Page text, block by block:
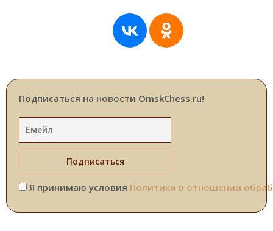
Подписаться на новости OmskChess.ru!
Я принимаю условия Политики в отношении